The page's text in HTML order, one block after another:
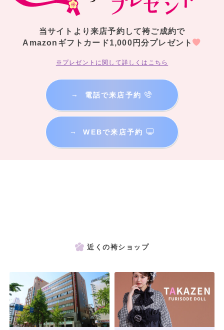
当サイトより来店予約して袴ご成約で
Amazonギフトカード1,000円分プレゼント
※プレゼントに関して詳しくはこちら
→ 電話で来店予約
→ WEBで来店予約
近くの袴ショップ